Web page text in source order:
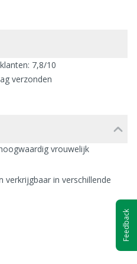
7,8/10
verzonden
vrouwelijk
verkrijgbaar in verschillende
Feedback